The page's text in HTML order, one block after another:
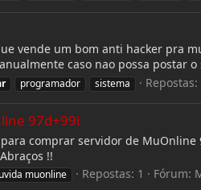
vende um bom anti hacker pra
caso nao possa postar
programador sistema Repostas:
97d+99i
comprar servidor de
!!
muonline Repostas: 1 Fórum: